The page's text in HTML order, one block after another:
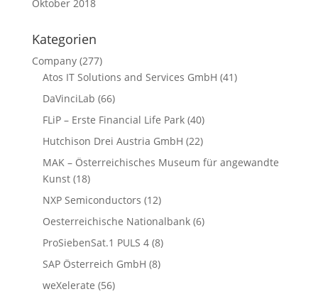
Oktober 2018
Kategorien
Company(277)
Atos IT Solutions and Services GmbH (41)
DaVinciLab (66)
FLiP – Erste Financial Life Park(40)
Hutchison Drei Austria GmbH (22)
MAK – Österreichisches Museum für angewandte
Kunst(18)
NXP Semiconductors (12)
Oesterreichische Nationalbank(6)
ProSiebenSat.1 PULS 4(8)
SAP Österreich GmbH (8)
weXelerate (56)